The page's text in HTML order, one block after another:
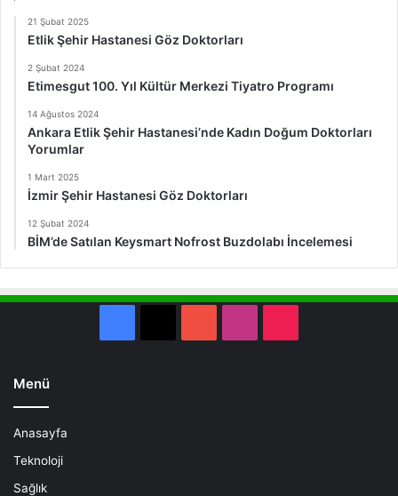
21 Şubat 2025
Etlik Şehir Hastanesi Göz Doktorları
2 Şubat 2024
Etimesgut 100. Yıl Kültür Merkezi Tiyatro Programı
14 Ağustos 2024
Ankara Etlik Şehir Hastanesi’nde Kadın Doğum Doktorları
Yorumlar
1 Mart 2025
İzmir Şehir Hastanesi Göz Doktorları
12 Şubat 2024
BİM’de Satılan Keysmart Nofrost Buzdolabı İncelemesi
Menü
Anasayfa
Teknoloji
Sağlık